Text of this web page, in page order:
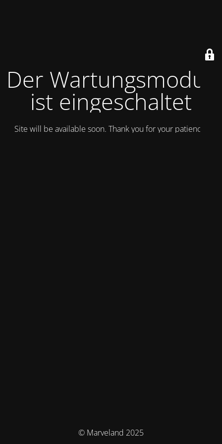
Der Wartungsmodus
ist eingeschaltet
Site will be available soon. Thank you for your patience!
© Marveland 2025